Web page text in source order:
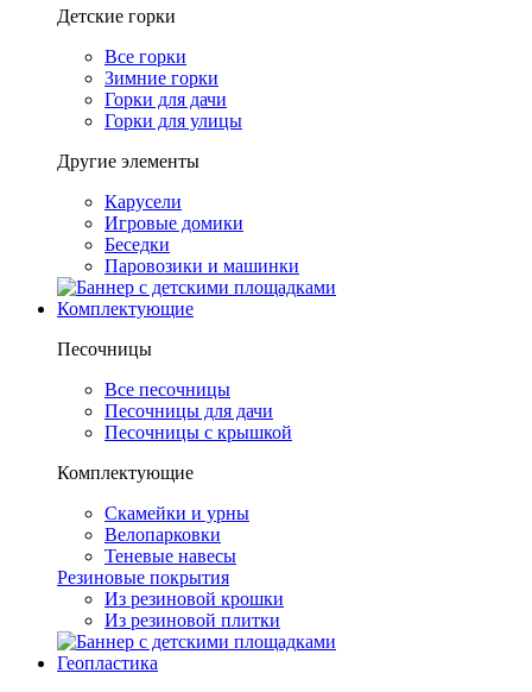
Детские горки
Все горки
Зимние горки
Горки для дачи
Горки для улицы
Другие элементы
Карусели
Игровые домики
Беседки
Паровозики и машинки
Комплектующие
Песочницы
Все песочницы
Песочницы для дачи
Песочницы с крышкой
Комплектующие
Скамейки и урны
Велопарковки
Теневые навесы
Резиновые покрытия
Из резиновой крошки
Из резиновой плитки
Геопластика